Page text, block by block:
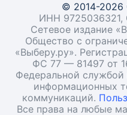
© 2014-2026
ИНН 9725036321,
Сетевое издание
Общество с
«Выберу.ру».
ФС 77 — 81497 от
Федеральной службой
информационных
коммуникаций.
Все права на любые